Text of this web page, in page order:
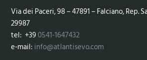
Via dei Paceri, 98 – 47891 – Falciano, Rep.
29987
tel: +390541-1647432
e-mail: info@atlantisevo.com